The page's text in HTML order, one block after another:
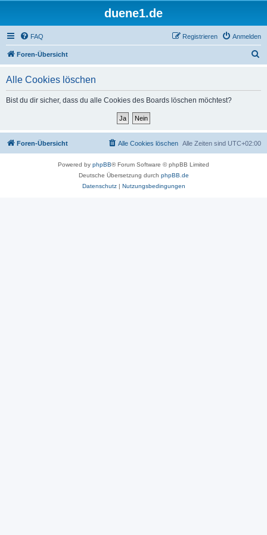
duene1.de
FAQ Anmelden
Registrieren
Foren-Übersicht
Alle Cookies löschen
Bist du dir sicher, dass du alle Cookies des Boards löschen möchtest?
Foren-Übersicht Alle Zeiten sind UTC+02:00
Alle Cookies löschen
Powered by phpBB® Forum Software © phpBB Limited
Deutsche Übersetzung durch phpBB.de
Datenschutz| Nutzungsbedingungen